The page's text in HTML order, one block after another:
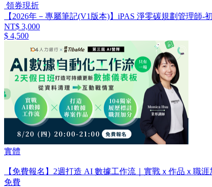
領券現折
【2026年－專屬筆記(V1版本)】iPAS 淨零碳規劃管理師
NT$ 3,000
$ 4,500
實體
【免費報名】2週打造 AI 數據工作流｜實戰ｘ作品ｘ職
免費